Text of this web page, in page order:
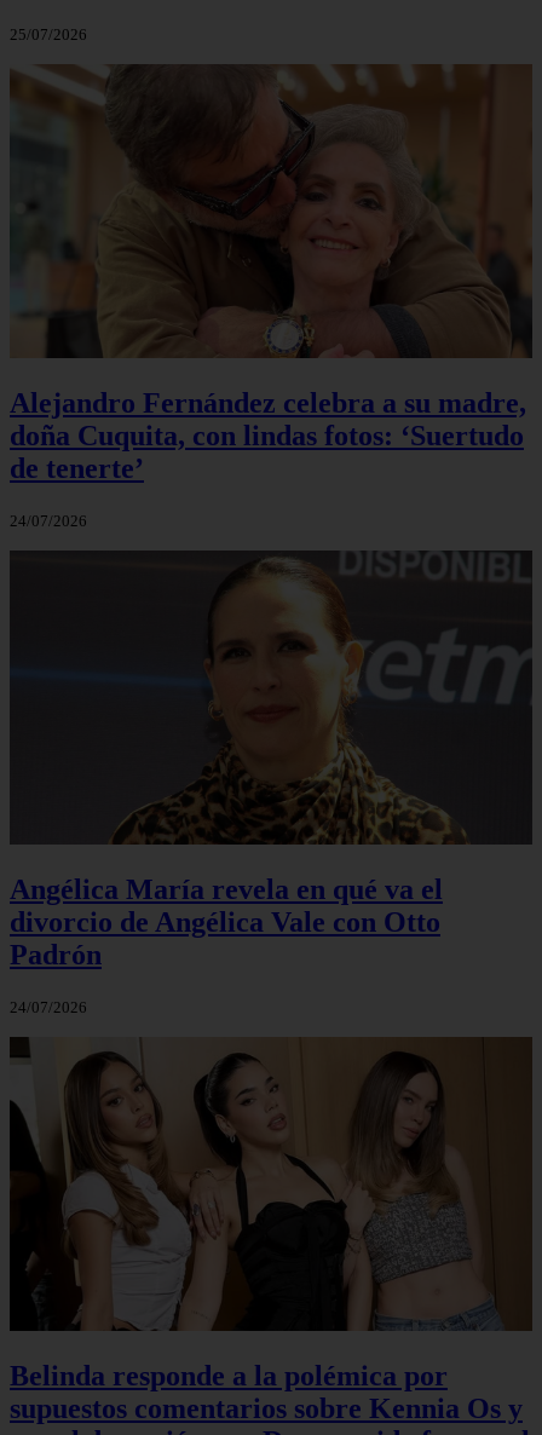
25/07/2026
Alejandro Fernández celebra a su madre,
doña Cuquita, con lindas fotos: ‘Suertudo
de tenerte’
24/07/2026
Angélica María revela en qué va el
divorcio de Angélica Vale con Otto
Padrón
24/07/2026
Belinda responde a la polémica por
supuestos comentarios sobre Kennia Os y